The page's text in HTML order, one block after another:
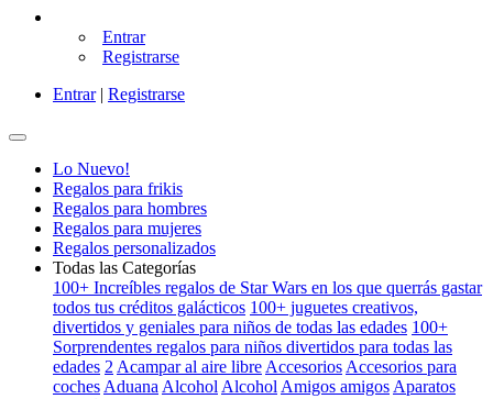
Entrar
Registrarse
Entrar| Registrarse
Lo Nuevo!
Regalos para frikis
Regalos para hombres
Regalos para mujeres
Regalos personalizados
Todas las Categorías
100+ Increíbles regalos de Star Wars en los que querrás gastar
todos tus créditos galácticos 100+ juguetes creativos,
divertidos y geniales para niños de todas las edades 100+
Sorprendentes regalos para niños divertidos para todas las
edades 2 Acampar al aire libre Accesorios Accesorios para
coches Aduana Alcohol Alcohol Amigos amigos Aparatos